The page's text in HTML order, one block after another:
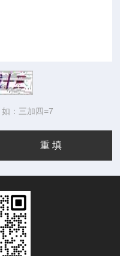
：三加四=7